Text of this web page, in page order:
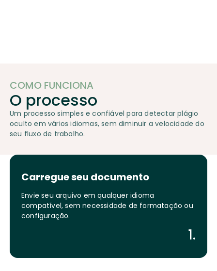
COMO FUNCIONA
O processo
Um processo simples e confiável para detectar plágio
oculto em vários idiomas, sem diminuir a velocidade do
seu fluxo de trabalho.
Carregue seu documento
Envie seu arquivo em qualquer idioma
compatível, sem necessidade de formatação ou
configuração.
1.